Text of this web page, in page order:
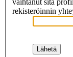
rekisteröinnin